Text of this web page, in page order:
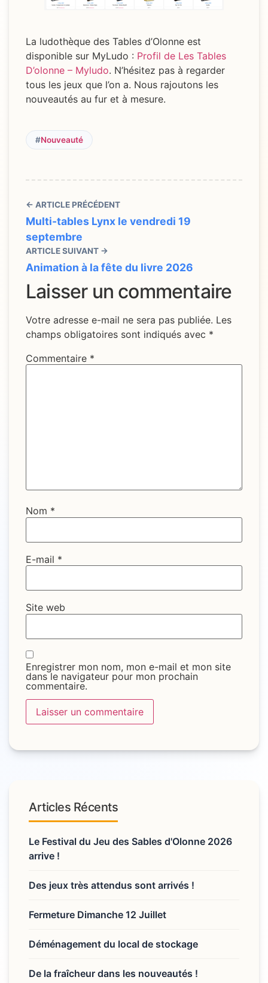
La ludothèque des Tables d’Olonne est
disponible sur MyLudo : Profil de Les Tables
D’olonne – Myludo. N’hésitez pas à regarder
tous les jeux que l’on a. Nous rajoutons les
nouveautés au fur et à mesure.
#Nouveauté
← ARTICLE PRÉCÉDENT
Multi-tables Lynx le vendredi 19
septembre
ARTICLE SUIVANT →
Animation à la fête du livre 2026
Laisser un commentaire
Votre adresse e-mail ne sera pas publiée. Les
champs obligatoires sont indiqués avec *
Commentaire *
Nom *
E-mail *
Site web
Enregistrer mon nom, mon e-mail et mon site
dans le navigateur pour mon prochain
commentaire.
Articles Récents
Le Festival du Jeu des Sables d'Olonne 2026
arrive !
Des jeux très attendus sont arrivés !
Fermeture Dimanche 12 Juillet
Déménagement du local de stockage
De la fraîcheur dans les nouveautés !